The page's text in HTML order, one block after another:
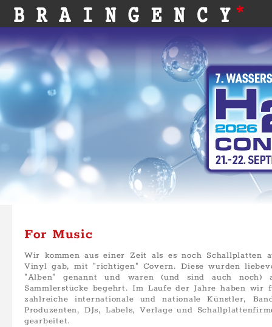
For Music
Wir kommen aus einer Zeit als es noch Schallplatten
Vinyl gab, mit "richtigen" Covern. Diese wurden
"Alben" genannt und waren (und sind auch noch)
Sammlerstücke begehrt. Im Laufe der Jahre haben wir
zahlreiche internationale und nationale Künstler,
Produzenten, DJs, Labels, Verlage und
gearbeitet.